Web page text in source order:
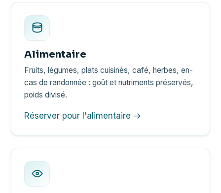
Alimentaire
Fruits, légumes, plats cuisinés, café, herbes, en-
cas de randonnée : goût et nutriments préservés,
poids divisé.
Réserver pour l'alimentaire →